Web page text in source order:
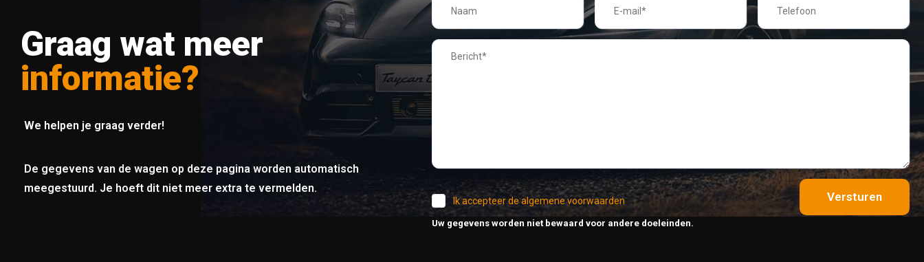
Graag wat meer
informatie?
We helpen je graag verder!
De gegevens van de wagen op deze pagina worden automatisch
meegestuurd. Je hoeft dit niet meer extra te vermelden.
Ik accepteer de algemene voorwaarden Versturen
Uw gegevens worden niet bewaard voor andere doeleinden.